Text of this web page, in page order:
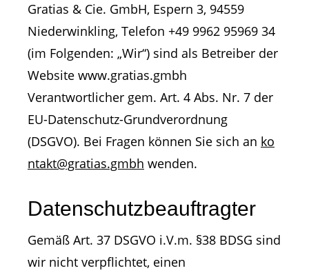
Gratias & Cie. GmbH, Espern 3, 94559
Niederwinkling, Telefon +49 9962 95969 34
(im Folgenden: „Wir“) sind als Betreiber der
Website www.gratias.gmbh
Verantwortlicher gem. Art. 4 Abs. Nr. 7 der
EU-Datenschutz-Grundverordnung
(DSGVO). Bei Fragen können Sie sich an ko
ntakt@gratias.gmbh wenden.
Datenschutzbeauftragter
Gemäß Art. 37 DSGVO i.V.m. §38 BDSG sind
wir nicht verpflichtet, einen